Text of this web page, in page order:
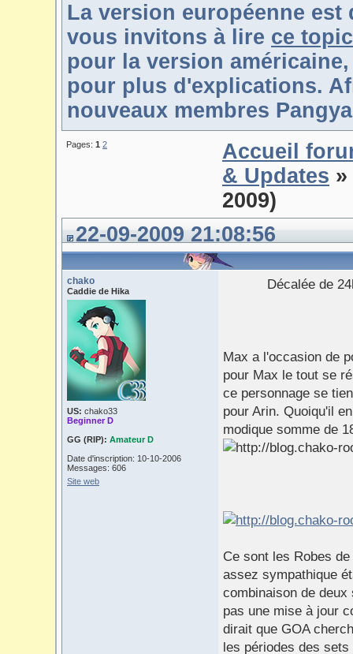
La version européenne
vous invitons à lire ce topic
pour la version
pour plus d'explications.
nouveaux membres
Pages: 1 2
Accueil
& Updates
2009)
22-09-2009 21:08:56
chako
Caddie de Hika
US: chako33
Beginner D
GG (RIP): Amateur D
Date d'inscription: 10-10-2006
Messages: 606
Site web
Décalée de
Max a l'occasion de
pour Max le tout se
ce personnage se
pour Arin. Quoiqu'il
modique somme de
Ce sont les Robes
assez sympathique
combinaison de
pas une mise à jour
dirait que GOA
les périodes des